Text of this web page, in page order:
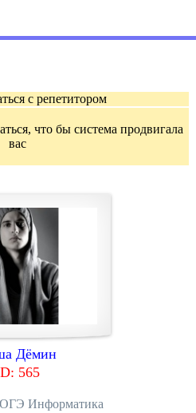
с репетитором
что бы система продвигала
вас
Дёмин
565
ОГЭ Информатика